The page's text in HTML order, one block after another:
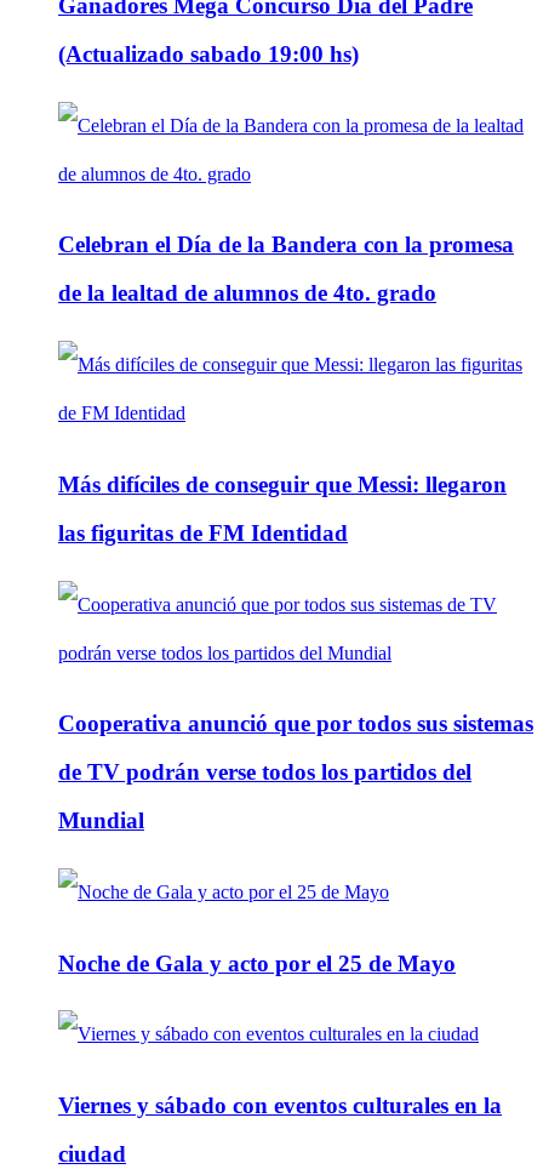
Ganadores Mega Concurso Día del Padre
(Actualizado sabado 19:00 hs)
Celebran el Día de la Bandera con la promesa
de la lealtad de alumnos de 4to. grado
Más difíciles de conseguir que Messi: llegaron
las figuritas de FM Identidad
Cooperativa anunció que por todos sus sistemas
de TV podrán verse todos los partidos del
Mundial
Noche de Gala y acto por el 25 de Mayo
Viernes y sábado con eventos culturales en la
ciudad